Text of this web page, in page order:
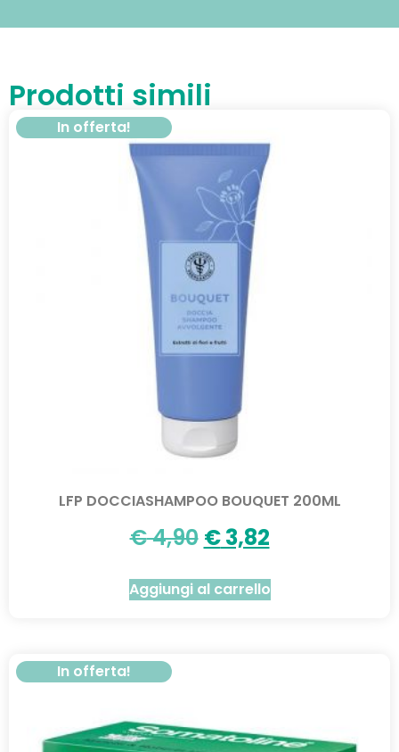
Prodotti simili
In offerta!
LFP DOCCIASHAMPOO BOUQUET 200ML
€4,90 €3,82
Aggiungi al carrello
In offerta!